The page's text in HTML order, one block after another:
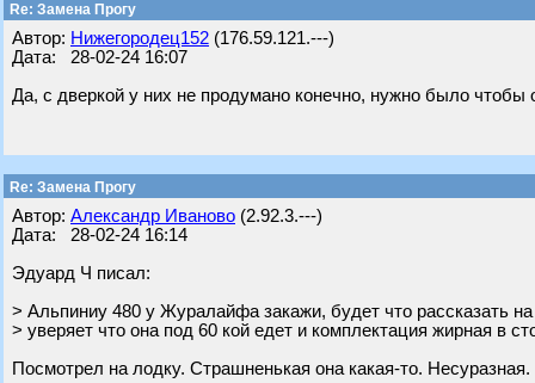
Re: Замена Прогу
Автор: Нижегородец152 (176.59.121.---)
Дата: 28-02-24 16:07
Да, с дверкой у них не продумано конечно, нужно было чтобы
Re: Замена Прогу
Автор: Александр Иваново (2.92.3.---)
Дата: 28-02-24 16:14
Эдуард Ч писал:
> Альпиниу 480 у Журалайфа закажи, будет что рассказать
> уверяет что она под 60 кой едет и комплектация жирная в
Посмотрел на лодку. Страшненькая она какая-то. Несуразная.